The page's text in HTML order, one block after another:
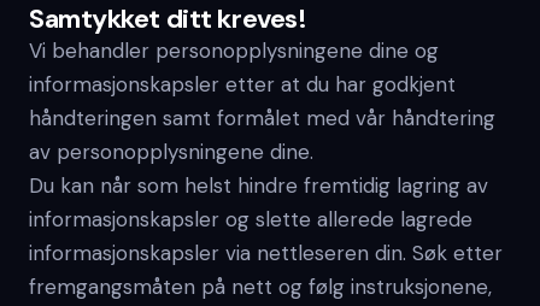
Samtykket ditt kreves!
Vi behandler personopplysningene dine og
informasjonskapsler etter at du har godkjent
håndteringen samt formålet med vår håndtering
av personopplysningene dine.
Du kan når som helst hindre fremtidig lagring av
informasjonskapsler og slette allerede lagrede
informasjonskapsler via nettleseren din. Søk etter
fremgangsmåten på nett og følg instruksjonene,